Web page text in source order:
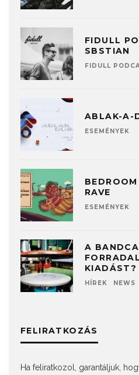
FIDULL
SBSTIAN
FIDULL
ABLAK-A-
ESEMÉNYEK
RAVE
ESEMÉNYEK
A
KIADÁST?
HÍREK NEWS
FELIRATKOZÁS
Ha feliratkozol, garantáljuk,